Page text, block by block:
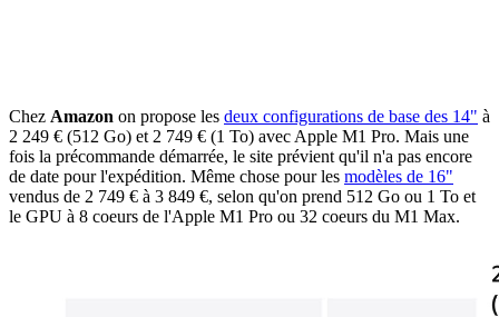
Chez Amazon on propose les deux configurations de base des 14" à
2 249 € (512 Go) et 2 749 € (1 To) avec Apple M1 Pro. Mais une
fois la précommande démarrée, le site prévient qu'il n'a pas encore
de date pour l'expédition. Même chose pour les modèles de 16"
vendus de 2 749 € à 3 849 €, selon qu'on prend 512 Go ou 1 To et
le GPU à 8 coeurs de l'Apple M1 Pro ou 32 coeurs du M1 Max.